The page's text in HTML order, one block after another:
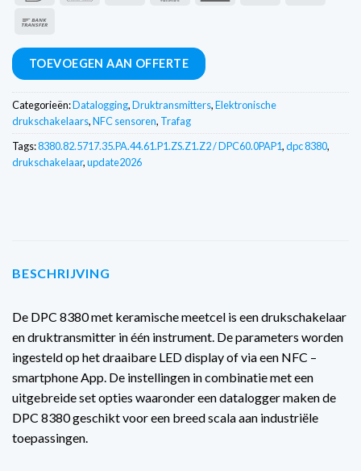
TOEVOEGEN AAN OFFERTE
Categorieën:Datalogging,Druktransmitters,Elektronische
drukschakelaars,NFC sensoren, Trafag
Tags:8380.82.5717.35.PA.44.61.P1.ZS.Z1.Z2 / DPC60.0PAP1,dpc 8380,
drukschakelaar,update2026
BESCHRIJVING
De DPC 8380 met keramische meetcel is een drukschakelaar
en druktransmitter in één instrument. De parameters worden
ingesteld op het draaibare LED display of via een NFC –
smartphone App. De instellingen in combinatie met een
uitgebreide set opties waaronder een datalogger maken de
DPC 8380 geschikt voor een breed scala aan industriële
toepassingen.